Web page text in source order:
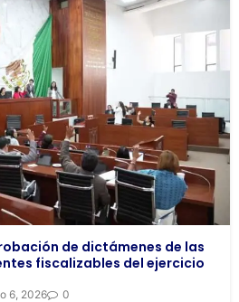
de dictámenes de las
fiscalizables del ejercicio
6, 2026 0